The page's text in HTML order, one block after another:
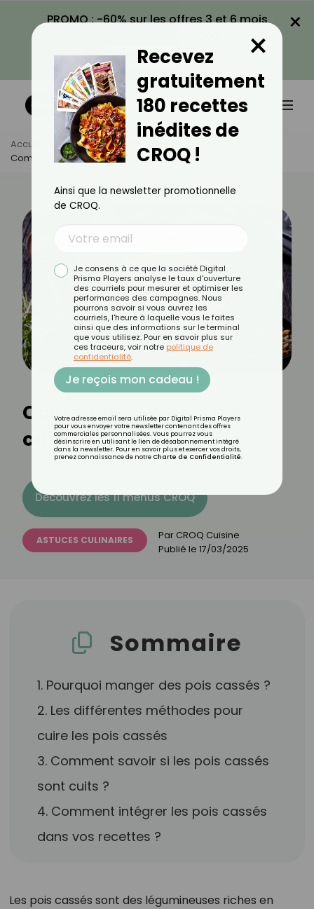
PROMO : -60% sur les offres 3 et 6 mois
VOIR LA PROMO
×
Accueil Actus
Astuces Culinaires
Comment Cuire Les Pois Cassés ?
Comment cuire les pois
cassés ?
Découvrez les 11 menus CROQ
ASTUCES CULINAIRES Par CROQ Cuisine
Publié le 17/03/2025
Sommaire
1. Pourquoi manger des pois cassés ?
2. Les différentes méthodes pour
cuire les pois cassés
3. Comment savoir si les pois cassés
sont cuits ?
4. Comment intégrer les pois cassés
dans vos recettes ?
Les pois cassés sont des légumineuses riches en
Recevez
gratuitement
180 recettes
inédites de
CROQ !
×
Ainsi que la newsletter promotionnelle
de CROQ.
Je consens à ce que la société Digital
Prisma Players analyse le taux d'ouverture
des courriels pour mesurer et optimiser les
performances des campagnes. Nous
pourrons savoir si vous ouvrez les
courriels, l'heure à laquelle vous le faites
ainsi que des informations sur le terminal
que vous utilisez. Pour en savoir plus sur
ces traceurs, voir notre politique de
confidentialité.
Je reçois mon cadeau !
Votre adresse email sera utilisée par Digital Prisma Players
pour vous envoyer votre newsletter contenant des offres
commerciales personnalisées. Vous pourrez vous
désinscrire en utilisant le lien de désabonnement intégré
dans la newsletter. Pour en savoir plus et exercer vos droits,
prenez connaissance de notre Charte de Confidentialité.